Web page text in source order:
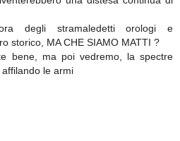
degli stramaledetti orologi e
storico, MA CHE SIAMO MATTI ?
bene, ma poi vedremo, la spectre
le armi